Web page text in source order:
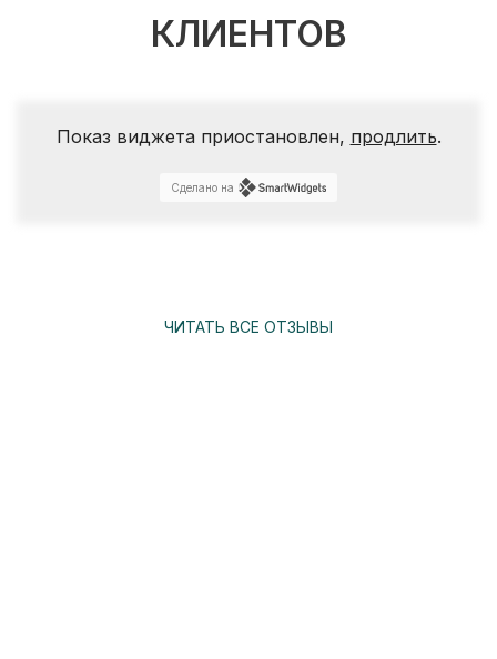
КЛИЕНТОВ
Показ виджета приостановлен, продлить.
Сделано на
ЧИТАТЬ ВСЕ ОТЗЫВЫ